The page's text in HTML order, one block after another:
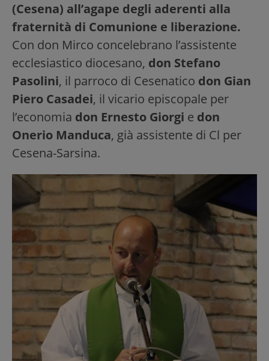
(Cesena) all’agape degli aderenti alla
fraternità di Comunione e liberazione.
Con don Mirco concelebrano l’assistente
ecclesiastico diocesano, don Stefano
Pasolini, il parroco di Cesenatico don Gian
Piero Casadei, il vicario episcopale per
l’economia don Ernesto Giorgi e don
Onerio Manduca, già assistente di Cl per
Cesena-Sarsina.